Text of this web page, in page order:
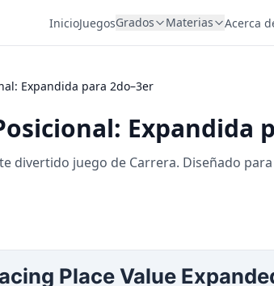
InicioJuegosGrados Materias Acerca
Expandida para 2do–3er
Expandida
divertido juego de Carrera. Diseñado para